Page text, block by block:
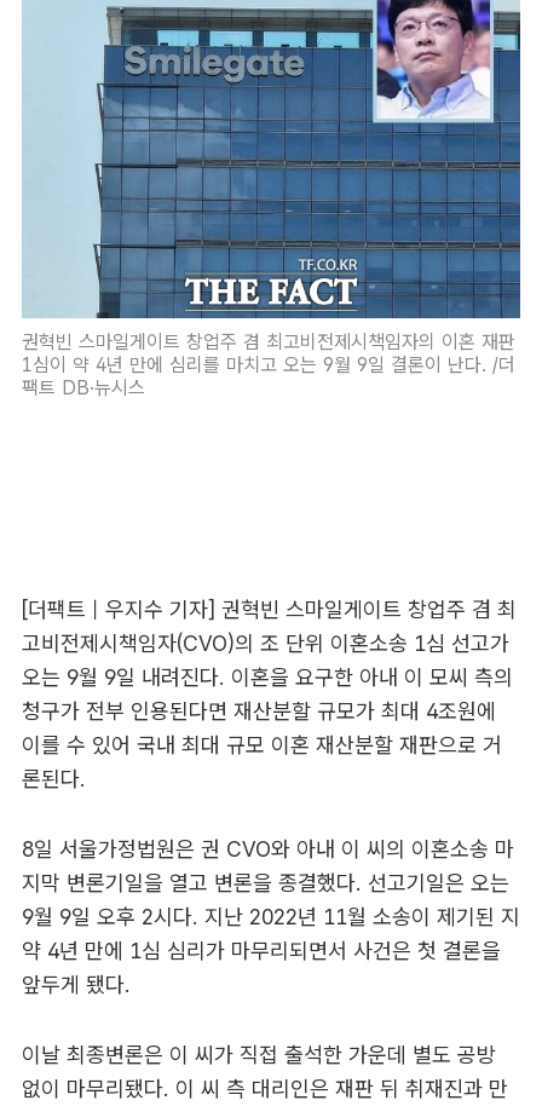
권혁빈 스마일게이트 창업주 겸 최고비전제시책임자의 이혼 재판
1심이 약 4년 만에 심리를 마치고 오는 9월 9일 결론이 난다. /더
팩트 DB·뉴시스
[더팩트｜우지수 기자] 권혁빈 스마일게이트 창업주 겸 최
고비전제시책임자(CVO)의 조 단위 이혼소송 1심 선고가
오는 9월 9일 내려진다. 이혼을 요구한 아내 이 모씨 측의
청구가 전부 인용된다면 재산분할 규모가 최대 4조원에
이를 수 있어 국내 최대 규모 이혼 재산분할 재판으로 거
론된다.
8일 서울가정법원은 권 CVO와 아내 이 씨의 이혼소송 마
지막 변론기일을 열고 변론을 종결했다. 선고기일은 오는
9월 9일 오후 2시다. 지난 2022년 11월 소송이 제기된 지
약 4년 만에 1심 심리가 마무리되면서 사건은 첫 결론을
앞두게 됐다.
이날 최종변론은 이 씨가 직접 출석한 가운데 별도 공방
없이 마무리됐다. 이 씨 측 대리인은 재판 뒤 취재진과 만